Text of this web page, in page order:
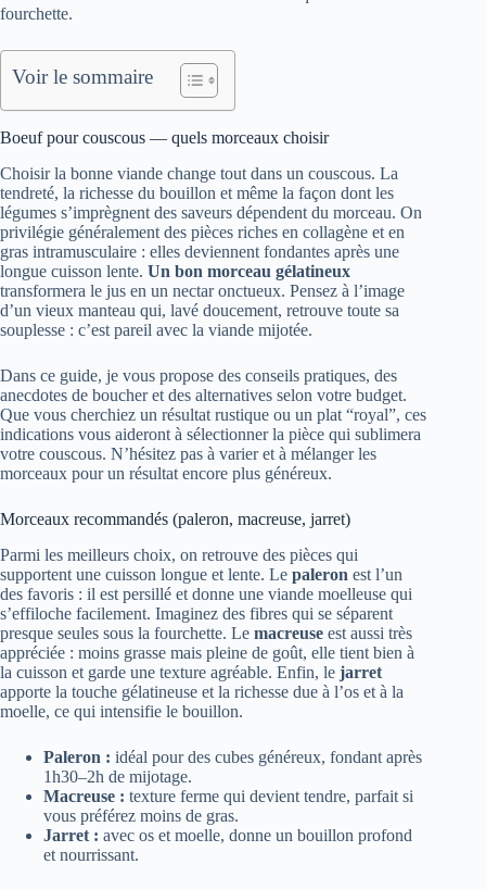
fourchette.
Voir le sommaire
Boeuf pour couscous — quels morceaux choisir
Choisir la bonne viande change tout dans un couscous. La
tendreté, la richesse du bouillon et même la façon dont les
légumes s’imprègnent des saveurs dépendent du morceau. On
privilégie généralement des pièces riches en collagène et en
gras intramusculaire : elles deviennent fondantes après une
longue cuisson lente. Un bon morceau gélatineux
transformera le jus en un nectar onctueux. Pensez à l’image
d’un vieux manteau qui, lavé doucement, retrouve toute sa
souplesse : c’est pareil avec la viande mijotée.
Dans ce guide, je vous propose des conseils pratiques, des
anecdotes de boucher et des alternatives selon votre budget.
Que vous cherchiez un résultat rustique ou un plat “royal”, ces
indications vous aideront à sélectionner la pièce qui sublimera
votre couscous. N’hésitez pas à varier et à mélanger les
morceaux pour un résultat encore plus généreux.
Morceaux recommandés (paleron, macreuse, jarret)
Parmi les meilleurs choix, on retrouve des pièces qui
supportent une cuisson longue et lente. Le paleron est l’un
des favoris : il est persillé et donne une viande moelleuse qui
s’effiloche facilement. Imaginez des fibres qui se séparent
presque seules sous la fourchette. Le macreuse est aussi très
appréciée : moins grasse mais pleine de goût, elle tient bien à
la cuisson et garde une texture agréable. Enfin, le jarret
apporte la touche gélatineuse et la richesse due à l’os et à la
moelle, ce qui intensifie le bouillon.
Paleron : idéal pour des cubes généreux, fondant après
1h30–2h de mijotage.
Macreuse : texture ferme qui devient tendre, parfait si
vous préférez moins de gras.
Jarret : avec os et moelle, donne un bouillon profond
et nourrissant.